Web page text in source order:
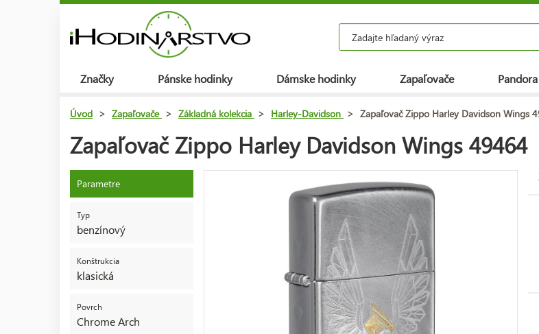
Značky Pánske hodinky Dámske hodinky Zapaľovače Pandora
Úvod > Zapaľovače > Základná kolekcia > Harley-Davidson > Zapaľovač Zippo Harley Davidson Wings
Zapaľovač Zippo Harley Davidson Wings 49464
Parametre
Typ
benzínový
Konštrukcia
klasická
Povrch
Chrome Arch